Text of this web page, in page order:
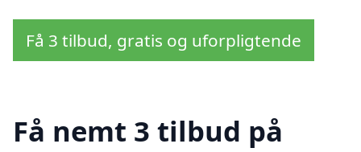
Få 3 tilbud, gratis og uforpligtende
Få nemt 3 tilbud på